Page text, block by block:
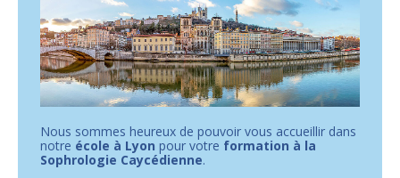
Nous sommes heureux de pouvoir vous accueillir dans
notre école à Lyon pour votre formation à la
Sophrologie Caycédienne.